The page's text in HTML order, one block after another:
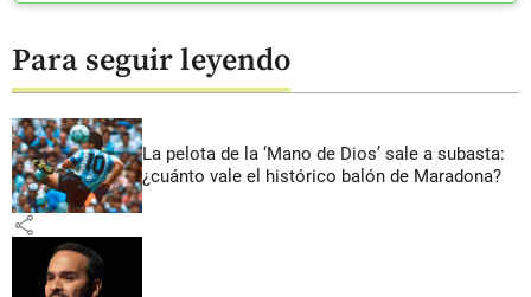
Para seguir leyendo
La pelota de la ‘Mano de Dios’ sale a subasta:
¿cuánto vale el histórico balón de Maradona?
share